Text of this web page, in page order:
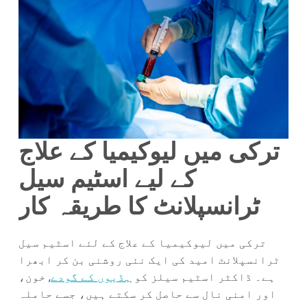
ترکی میں لیوکیمیا کے علاج
کے لیے اسٹیم سیل
ٹرانسپلانٹ کا طریقہ کار
ترکی میں لیوکیمیا کے علاج کے لئے اسٹیم سیل
ٹرانسپلانٹ امید کی ایک نئی روشنی بن کر ابھرا
ہے۔ ڈاکٹر اسٹیم سیلز کو
ہڈیوں کے گودے, خون،
اور امنی نال سے حاصل کر سکتے ہیں، جسے حاملہ